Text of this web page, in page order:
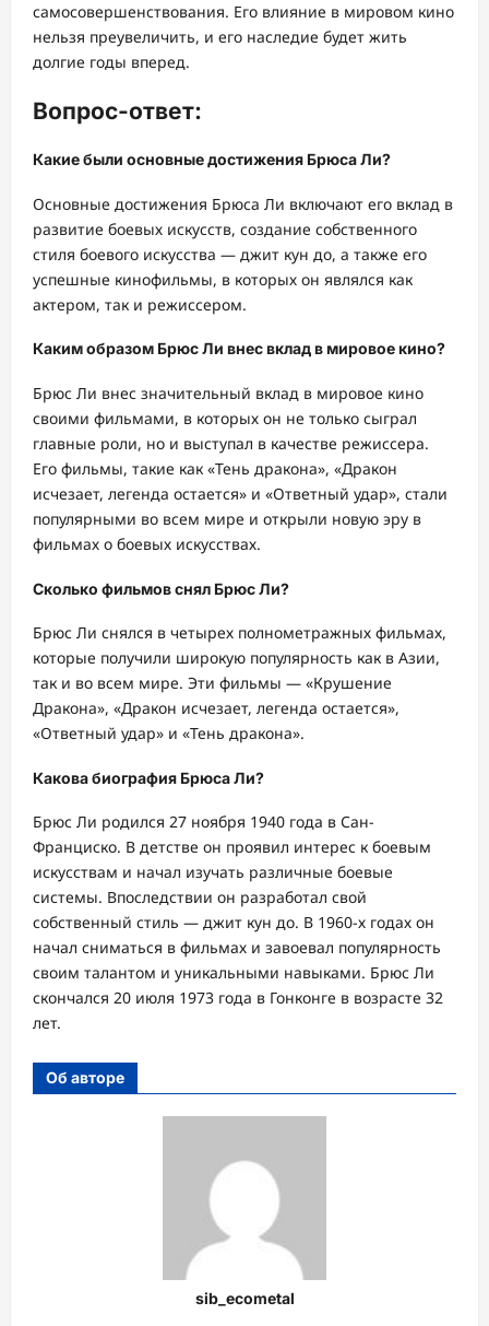
самосовершенствования. Его влияние в мировом кино
нельзя преувеличить, и его наследие будет жить
долгие годы вперед.
Вопрос-ответ:
Какие были основные достижения Брюса Ли?
Основные достижения Брюса Ли включают его вклад в
развитие боевых искусств, создание собственного
стиля боевого искусства — джит кун до, а также его
успешные кинофильмы, в которых он являлся как
актером, так и режиссером.
Каким образом Брюс Ли внес вклад в мировое кино?
Брюс Ли внес значительный вклад в мировое кино
своими фильмами, в которых он не только сыграл
главные роли, но и выступал в качестве режиссера.
Его фильмы, такие как «Тень дракона», «Дракон
исчезает, легенда остается» и «Ответный удар», стали
популярными во всем мире и открыли новую эру в
фильмах о боевых искусствах.
Сколько фильмов снял Брюс Ли?
Брюс Ли снялся в четырех полнометражных фильмах,
которые получили широкую популярность как в Азии,
так и во всем мире. Эти фильмы — «Крушение
Дракона», «Дракон исчезает, легенда остается»,
«Ответный удар» и «Тень дракона».
Какова биография Брюса Ли?
Брюс Ли родился 27 ноября 1940 года в Сан-
Франциско. В детстве он проявил интерес к боевым
искусствам и начал изучать различные боевые
системы. Впоследствии он разработал свой
собственный стиль — джит кун до. В 1960-х годах он
начал сниматься в фильмах и завоевал популярность
своим талантом и уникальными навыками. Брюс Ли
скончался 20 июля 1973 года в Гонконге в возрасте 32
лет.
Об авторе
sib_ecometal